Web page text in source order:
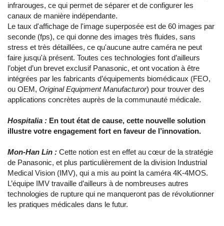
infrarouges, ce qui permet de séparer et de configurer les
canaux de manière indépendante.
Le taux d'affichage de l'image superposée est de 60 images par
seconde (fps), ce qui donne des images très fluides, sans
stress et très détaillées, ce qu'aucune autre caméra ne peut
faire jusqu'à présent. Toutes ces technologies font d’ailleurs
l’objet d’un brevet exclusif Panasonic, et ont vocation à être
intégrées par les fabricants d’équipements biomédicaux (FEO,
ou OEM, Original Equipment Manufacturor) pour trouver des
applications concrètes auprès de la communauté médicale.
Hospitalia : En tout état de cause, cette nouvelle solution
illustre votre engagement fort en faveur de l’innovation.
Mon-Han Lin : Cette notion est en effet au cœur de la stratégie
de Panasonic, et plus particulièrement de la division Industrial
Medical Vision (IMV), qui a mis au point la caméra 4K-4MOS.
L’équipe IMV travaille d’ailleurs à de nombreuses autres
technologies de rupture qui ne manqueront pas de révolutionner
les pratiques médicales dans le futur.